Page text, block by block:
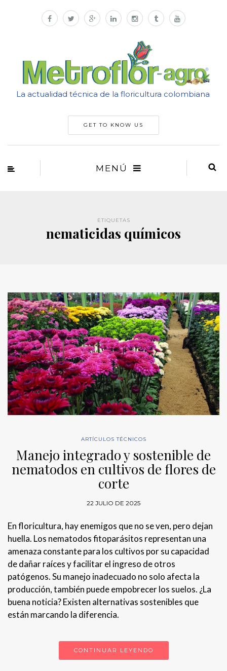
La actualidad técnica de la floricultura colombiana
GET TO KNOW US
MENÚ
ETIQUETAS
nematicidas químicos
ARTÍCULOS TÉCNICOS
Manejo integrado y sostenible de
nematodos en cultivos de flores de
corte
22 JULIO DE 2025
En floricultura, hay enemigos que no se ven, pero dejan
huella. Los nematodos fitoparásitos representan una
amenaza constante para los cultivos por su capacidad
de dañar raíces y facilitar el ingreso de otros
patógenos. Su manejo inadecuado no solo afecta la
producción, también puede empobrecer los suelos. ¿La
buena noticia? Existen alternativas sostenibles que
están marcando la diferencia.
CONTINUAR LEYENDO